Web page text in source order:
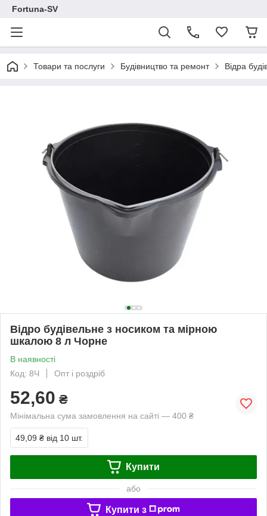
Fortuna-SV
Товари та послуги Будівництво та ремонт Відра
Відро будівельне з носиком та мірною
шкалою 8 л Чорне
В наявності
Код: 8Ч
Опт і роздріб
52,60 ₴
Мінімальна сума замовлення на сайті — 400 ₴
49,09 ₴ від 10 шт.
Купити
або
Купити з